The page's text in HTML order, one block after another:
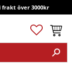
frakt över 3000kr
Favoriter